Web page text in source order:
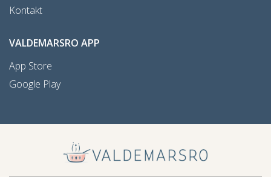
Kontakt
VALDEMARSRO APP
App Store
Google Play